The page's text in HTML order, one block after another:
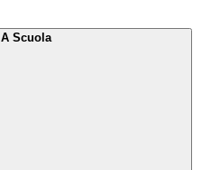
A Scuola